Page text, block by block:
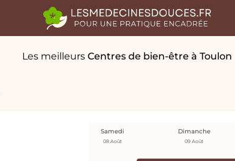
Les meilleurs Centres de bien-être à Toulon
Samedi
08 Août
Dimanche
09 Août